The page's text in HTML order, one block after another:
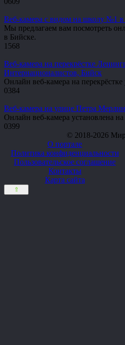
Веб-камера с видом на школу №1 в
Мы предлагаем вам посмотреть
в Бийске.
1 568
Веб-камера на перекрёстке
Интернационалистов, Бийск
Онлайн веб-камера на
0384
Веб-камера на улице Петра
Онлайн веб-камера установлена
0399
© 2018-2026
О портале
Политика конфиденциальности
Пользовательское соглашение
Контакты
Карта сайта